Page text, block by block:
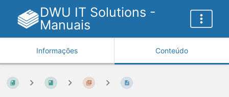
DWU IT Solutions -
Manuais
Informações Conteúdo